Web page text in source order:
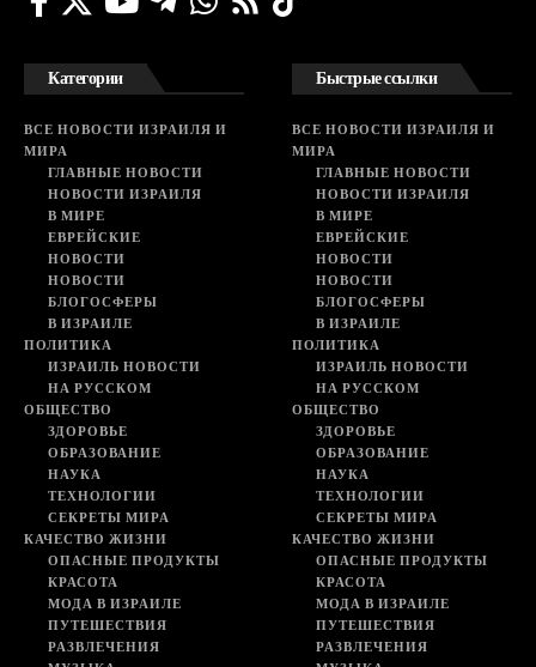
Категории
ВСЕ НОВОСТИ ИЗРАИЛЯ И
МИРА
ГЛАВНЫЕ НОВОСТИ
НОВОСТИ ИЗРАИЛЯ
В МИРЕ
ЕВРЕЙСКИЕ
НОВОСТИ
НОВОСТИ
БЛОГОСФЕРЫ
В ИЗРАИЛЕ
ПОЛИТИКА
ИЗРАИЛЬ НОВОСТИ
НА РУССКОМ
ОБЩЕСТВО
ЗДОРОВЬЕ
ОБРАЗОВАНИЕ
НАУКА
ТЕХНОЛОГИИ
СЕКРЕТЫ МИРА
КАЧЕСТВО ЖИЗНИ
ОПАСНЫЕ ПРОДУКТЫ
КРАСОТА
МОДА В ИЗРАИЛЕ
ПУТЕШЕСТВИЯ
РАЗВЛЕЧЕНИЯ
Быстрые ссылки
ВСЕ НОВОСТИ ИЗРАИЛЯ И
МИРА
ГЛАВНЫЕ НОВОСТИ
НОВОСТИ ИЗРАИЛЯ
В МИРЕ
ЕВРЕЙСКИЕ
НОВОСТИ
НОВОСТИ
БЛОГОСФЕРЫ
В ИЗРАИЛЕ
ПОЛИТИКА
ИЗРАИЛЬ НОВОСТИ
НА РУССКОМ
ОБЩЕСТВО
ЗДОРОВЬЕ
ОБРАЗОВАНИЕ
НАУКА
ТЕХНОЛОГИИ
СЕКРЕТЫ МИРА
КАЧЕСТВО ЖИЗНИ
ОПАСНЫЕ ПРОДУКТЫ
КРАСОТА
МОДА В ИЗРАИЛЕ
ПУТЕШЕСТВИЯ
РАЗВЛЕЧЕНИЯ